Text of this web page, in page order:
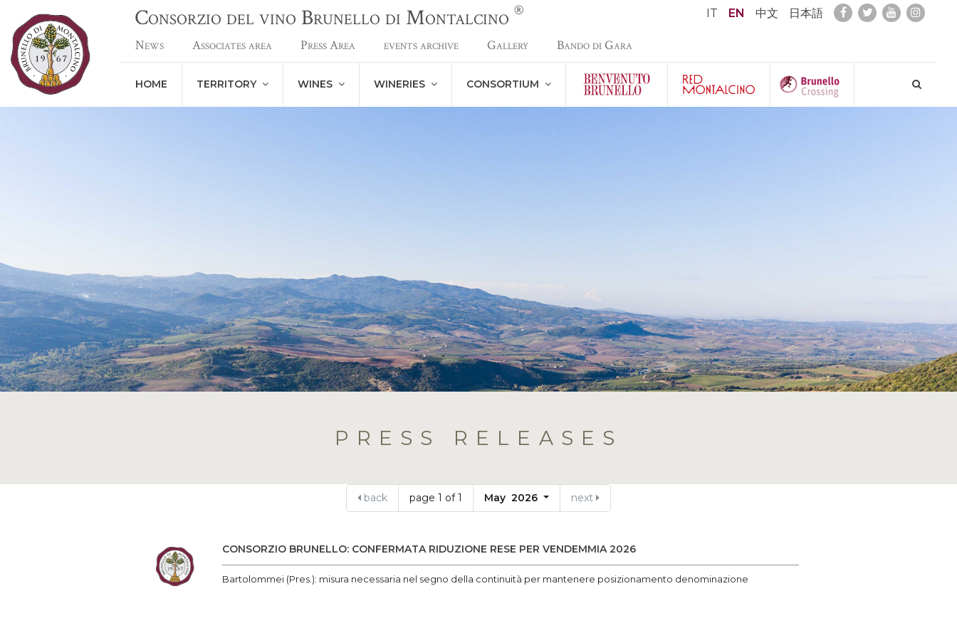
Consorzio del vino Brunello di Montalcino ® IT EN 中文 日本語
News Associates area Press Area events archive Gallery Bando di Gara
HOME TERRITORY WINES WINERIES CONSORTIUM
PRESS RELEASES
back page 1 of 1 May 2026 next
CONSORZIO BRUNELLO: CONFERMATA RIDUZIONE RESE PER VENDEMMIA 2026
Bartolommei (Pres.): misura necessaria nel segno della continuità per mantenere posizionamento denominazione